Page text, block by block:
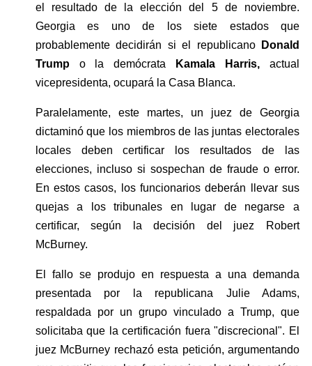
el resultado de la elección del 5 de noviembre.
Georgia es uno de los siete estados que
probablemente decidirán si el republicano
Donald
Trump o la demócrata Kamala Harris, actual
vicepresidenta, ocupará la Casa Blanca.
Paralelamente, este martes, un juez de Georgia
dictaminó que los miembros de las juntas electorales
locales deben certificar los resultados de las
elecciones, incluso si sospechan de fraude o error.
En estos casos, los funcionarios deberán llevar sus
quejas a los tribunales en lugar de negarse a
certificar, según la decisión del juez Robert
McBurney.
El fallo se produjo en respuesta a una demanda
presentada por la republicana Julie Adams,
respaldada por un grupo vinculado a Trump, que
solicitaba que la certificación fuera "discrecional". El
juez McBurney rechazó esta petición, argumentando